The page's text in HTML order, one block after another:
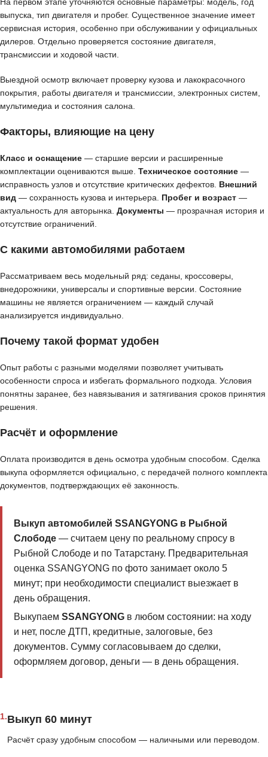
выпуска, тип двигателя и пробег. Существенное значение имеет
сервисная история, особенно при обслуживании у официальных
дилеров. Отдельно проверяется состояние двигателя,
трансмиссии и ходовой части.
Выездной осмотр включает проверку кузова и лакокрасочного
покрытия, работы двигателя и трансмиссии, электронных систем,
мультимедиа и состояния салона.
Факторы, влияющие на цену
Класс и оснащение — старшие версии и расширенные
комплектации оцениваются выше. Техническое состояние —
исправность узлов и отсутствие критических дефектов. Внешний
вид — сохранность кузова и интерьера. Пробег и возраст —
актуальность для авторынка. Документы — прозрачная история и
отсутствие ограничений.
С какими автомобилями работаем
Рассматриваем весь модельный ряд: седаны, кроссоверы,
внедорожники, универсалы и спортивные версии. Состояние
машины не является ограничением — каждый случай
анализируется индивидуально.
Почему такой формат удобен
Опыт работы с разными моделями позволяет учитывать
особенности спроса и избегать формального подхода. Условия
понятны заранее, без навязывания и затягивания сроков принятия
решения.
Расчёт и оформление
Оплата производится в день осмотра удобным способом. Сделка
выкупа оформляется официально, с передачей полного комплекта
документов, подтверждающих её законность.
Выкуп автомобилей SSANGYONG в Рыбной
Слободе— считаем цену по реальному спросу в
Рыбной Слободе и по Татарстану. Предварительная
оценка SSANGYONG по фото занимает около 5
минут; при необходимости специалист выезжает в
день обращения.
Выкупаем SSANGYONGв любом состоянии: на ходу
и нет, после ДТП, кредитные, залоговые, без
документов. Сумму согласовываем до сделки,
оформляем договор, деньги — в день обращения.
1.Выкуп 60 минут
Расчёт сразу удобным способом — наличными или переводом.